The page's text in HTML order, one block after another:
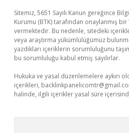
Sitemiz, 5651 Sayılı Kanun gereğince
Kurumu (BTK) tarafından onaylanmış bir
vermektedir. Bu nedenle, sitedeki
veya araştırma yükümlülüğümüz
yazdıkları içeriklerin sorumluluğunu
bu sorumluluğu kabul etmiş sayılırlar.
Hukuka ve yasal düzenlemelere aykırı
içerikleri,
halinde, ilgili içerikler yasal süre